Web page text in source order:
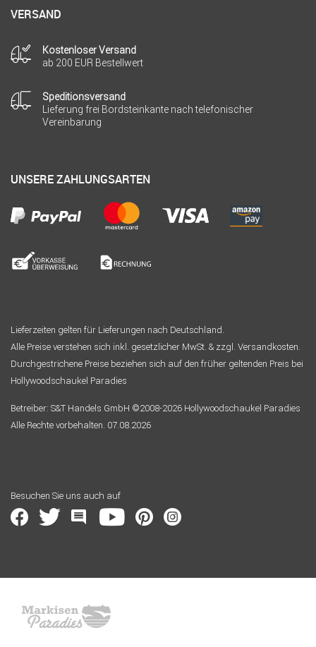
VERSAND
Kostenloser Versand
ab 200 EUR Bestellwert
Speditionsversand
Lieferung frei Bordsteinkante nach telefonischer
Vereinbarung
UNSERE ZAHLUNGSARTEN
Lieferzeiten gelten für Lieferungen nach Deutschland.
Alle Preise verstehen sich inkl. gesetzlicher MwSt. & zzgl. Versandkosten.
Durchgestrichene Preise beziehen sich auf den früher geltenden Preis bei
Hollywoodschaukel Paradies
Betreiber: S&T Handels GmbH ©2008-2026 Hollywoodschaukel Paradies
Alle Rechte vorbehalten. 07.08.2026
Besuchen Sie uns auch auf